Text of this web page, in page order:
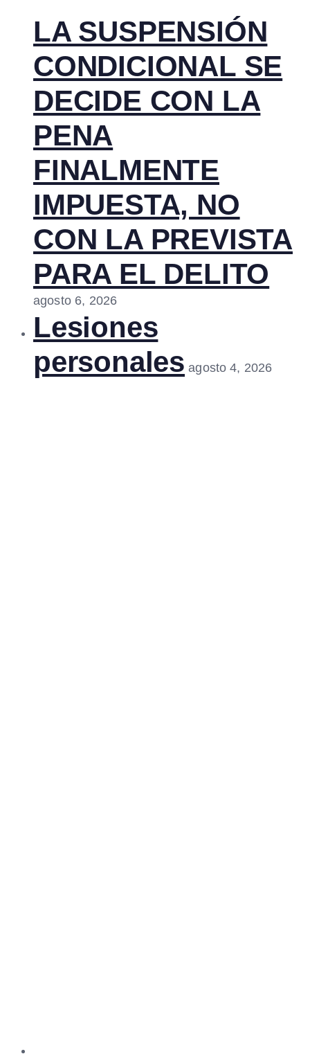
LA SUSPENSIÓN
CONDICIONAL SE
DECIDE CON LA
PENA
FINALMENTE
IMPUESTA, NO
CON LA PREVISTA
PARA EL DELITO
agosto 6, 2026
Lesiones
personales agosto 4, 2026